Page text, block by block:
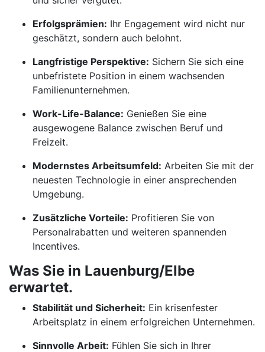
Erfolgsprämien: Ihr Engagement wird nicht nur
geschätzt, sondern auch belohnt.
Langfristige Perspektive: Sichern Sie sich eine
unbefristete Position in einem wachsenden
Familienunternehmen.
Work-Life-Balance: Genießen Sie eine
ausgewogene Balance zwischen Beruf und
Freizeit.
Modernstes Arbeitsumfeld: Arbeiten Sie mit der
neuesten Technologie in einer ansprechenden
Umgebung.
Zusätzliche Vorteile: Profitieren Sie von
Personalrabatten und weiteren spannenden
Incentives.
Was Sie in Lauenburg/Elbe
erwartet.
Stabilität und Sicherheit: Ein krisenfester
Arbeitsplatz in einem erfolgreichen Unternehmen.
Sinnvolle Arbeit: Fühlen Sie sich in Ihrer